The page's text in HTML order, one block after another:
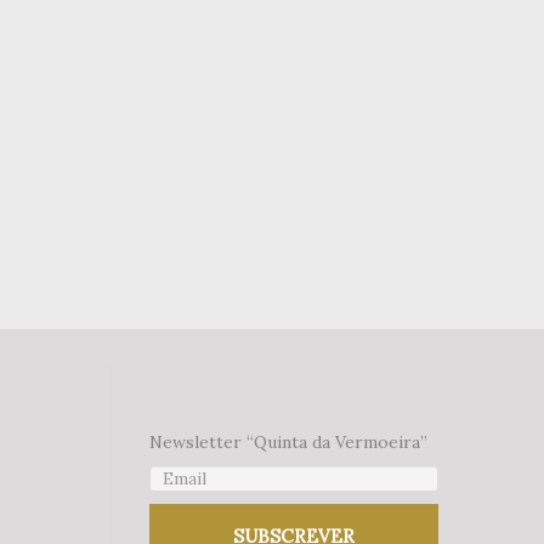
Newsletter “Quinta da Vermoeira”